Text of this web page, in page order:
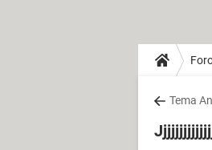
Tema